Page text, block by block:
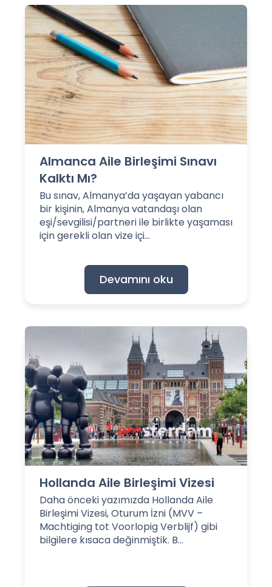
Almanca Aile Birleşimi Sınavı
Kalktı Mı?
Bu sınav, Almanya’da yaşayan yabancı
bir kişinin, Almanya vatandaşı olan
eşi/sevgilisi/partneri ile birlikte yaşaması
için gerekli olan vize içi...
Devamını oku
Hollanda Aile Birleşimi Vizesi
Daha önceki yazımızda Hollanda Aile
Birleşimi Vizesi, Oturum İzni (MVV –
Machtiging tot Voorlopig Verblijf) gibi
bilgilere kısaca değinmiştik. B...